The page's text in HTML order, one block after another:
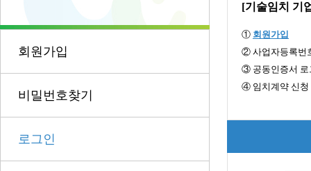
회원가입
비밀번호찾기
로그인
[기술임치 기
① 회원가입
② 사업자등록번
③ 공동인증서 로
④ 임치계약 신청